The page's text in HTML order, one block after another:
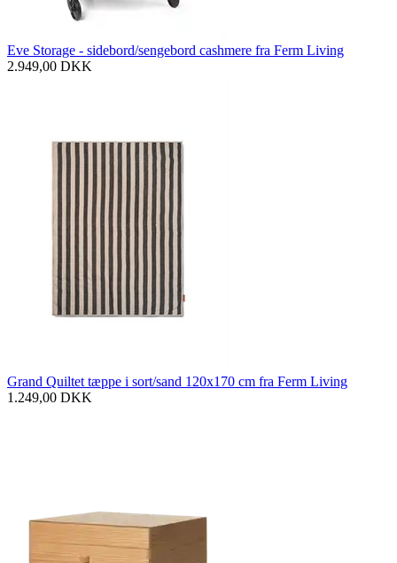
Eve Storage - sidebord/sengebord cashmere fra Ferm Living
2.949,00 DKK
Grand Quiltet tæppe i sort/sand 120x170 cm fra Ferm Living
1.249,00 DKK